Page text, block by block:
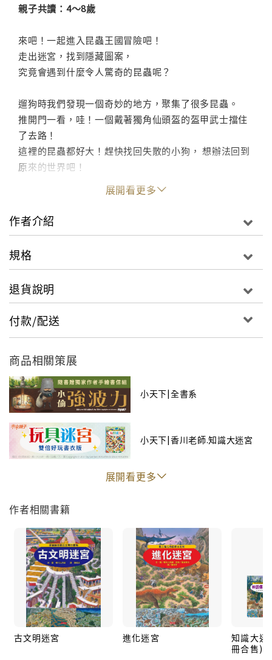
親子共讀：4～8歲
來吧！一起進入昆蟲王國冒險吧！
走出迷宮，找到隱藏圖案，
究竟會遇到什麼令人驚奇的昆蟲呢？
遛狗時我們發現一個奇妙的地方，聚集了很多昆蟲。
推開門一看，哇！一個戴著獨角仙頭盔的盔甲武士擋住
了去路！
這裡的昆蟲都好大！趕快找回失散的小狗， 想辦法回到
原來的世界吧！
作者香川元太郎是非常有名的歷史考據畫家，在他的精
心設計之下，一幅幅巨大炫麗的迷宮地圖在讀者面前展
開，精緻細膩的畫風，嚴實的考證監修，將各種生物、
想要解出書中的問題，必須先讀懂本文中的知識，這些
同的迷宮和謎題，一起在知識的迷宮中探險吧！
展開看更多
作者介紹
規格
退貨說明
付款/配送
商品相關策展
小天下|全書系
小天下|香川老師.知識大迷宮
展開看更多
作者相關書籍
古文明迷宮 進化迷宮
知識大
冊合售)